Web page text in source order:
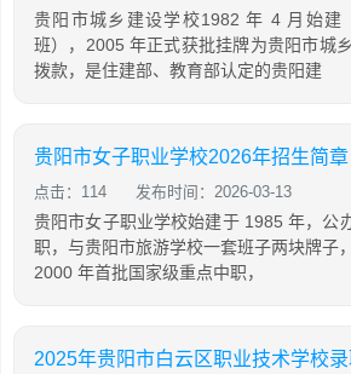
贵阳市城乡建设学校1982 年 4 月始建
班），2005 年正式获批挂牌为贵阳市城
拨款，是住建部、教育部认定的贵阳建
贵阳市女子职业学校2026年招生简章
点击：114 发布时间：2026-03-13
贵阳市女子职业学校始建于 1985 年，公
职，与贵阳市旅游学校一套班子两块牌子
2000 年首批国家级重点中职，
2025年贵阳市白云区职业技术学校